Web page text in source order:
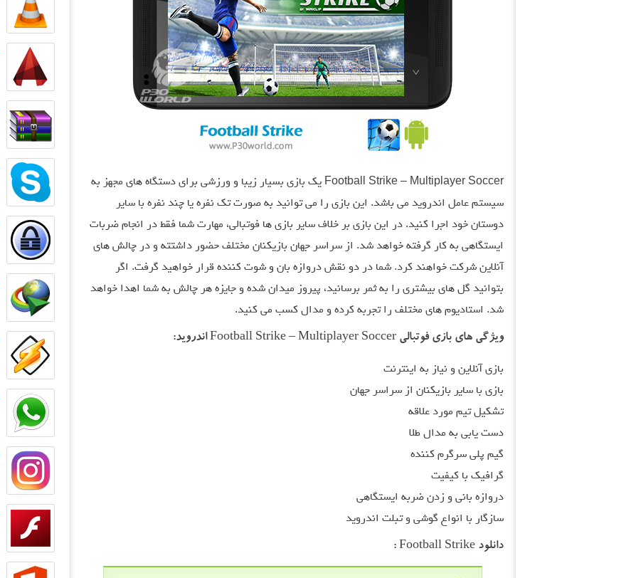
Football Strike – Multiplayer Soccer یک بازی بسیار زیبا و ورزشی برای دستگاه های مجهز به
سیستم عامل اندروید می باشد. این بازی را می توانید به صورت تک نفره یا چند نفره با سایر
دوستان خود اجرا کنید. در این بازی بر خلاف سایر بازی ها فوتبالی، مهارت شما فقط در انجام ضربات
ایستگاهی به کار گرفته خواهد شد. از سراسر جهان بازیکنان مختلف حضور داشتته و در چالش های
آنلاین شرکت خواهند کرد. شما در دو نقش دروازه بان و شوت کننده قرار خواهید گرفت. اگر
بتوانید گل های بیشتری را به ثمر برسانید، پیروز میدان شده و جایزه هر چالش به شما اهدا خواهد
شد. استادیوم های مختلف را تجربه کرده و مدال کسب می کنید.
ویژگی های بازی فوتبالی Football Strike – Multiplayer Soccer اندروید:
بازی آنلاین و نیاز به اینترنت
بازی با سایر بازیکنان از سراسر جهان
تشکیل تیم مورد علاقه
دست یابی به مدال طلا
گیم پلی سرگرم کننده
گرافیک با کیفیت
دروازه بانی و زدن ضربه ایستگاهی
سازگار با انواع گوشی و تبلت اندروید
دانلود Football Strike :